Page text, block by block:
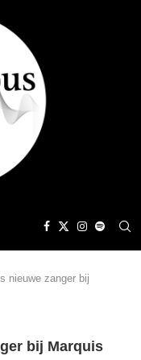
nieuwe zanger bij
bij Marquis